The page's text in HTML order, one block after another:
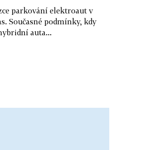
parkování elektroaut v
Současné podmínky, kdy
auta...